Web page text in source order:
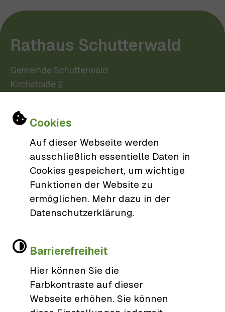
Einstellungen zu Cookies und
Cookies
Auf dieser Webseite werden
ausschließlich essentielle Daten in
Cookies gespeichert, um wichtige
Funktionen der Website zu
ermöglichen. Mehr dazu in der
Datenschutzerklärung.
Barrierefreiheit
Hier können Sie die
Farbkontraste auf dieser
Webseite erhöhen. Sie können
Rathaus Schutterwald
Gemeinde Schutterwald
Kirchstraße 2
0781/9606-0
Öffnungszeiten
Kontakt